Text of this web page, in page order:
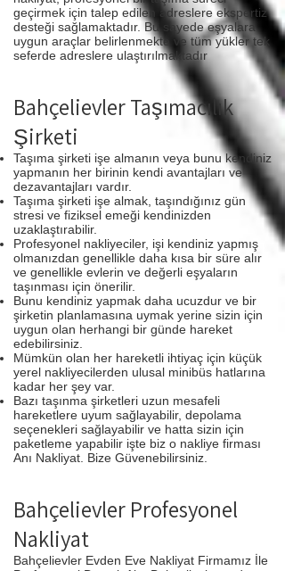
geçirmek için talep edilen adreslere ekspertiz
desteği sağlamaktadır. Bu sayede eşyalara
uygun araçlar belirlenmekte ve tüm yükler tek
seferde adreslere ulaştırılmaktadır
Bahçelievler Taşımacılık
Şirketi
Taşıma şirketi işe almanın veya bunu kendiniz
yapmanın her birinin kendi avantajları ve
dezavantajları vardır.
Taşıma şirketi işe almak, taşındığınız gün
stresi ve fiziksel emeği kendinizden
uzaklaştırabilir.
Profesyonel nakliyeciler, işi kendiniz yapmış
olmanızdan genellikle daha kısa bir süre alır
ve genellikle evlerin ve değerli eşyaların
taşınması için önerilir.
Bunu kendiniz yapmak daha ucuzdur ve bir
şirketin planlamasına uymak yerine sizin için
uygun olan herhangi bir günde hareket
edebilirsiniz.
Mümkün olan her hareketli ihtiyaç için küçük
yerel nakliyecilerden ulusal minibüs hatlarına
kadar her şey var.
Bazı taşınma şirketleri uzun mesafeli
hareketlere uyum sağlayabilir, depolama
seçenekleri sağlayabilir ve hatta sizin için
paketleme yapabilir işte biz o nakliye firması
Anı Nakliyat. Bize Güvenebilirsiniz.
Bahçelievler Profesyonel
Nakliyat
Bahçelievler Evden Eve Nakliyat Firmamız İle